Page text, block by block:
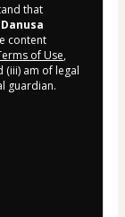
that
Danusa
content
of Use,
(iii) am of legal
guardian.